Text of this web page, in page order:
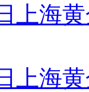
上海
上海